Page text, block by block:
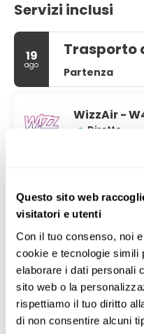
Questo sito web
visitatori e utenti
Con il tuo consenso, noi
cookie e tecnologie simili
elaborare i dati personali
sito web o la
rispettiamo il tuo diritto
di non consentire alcuni
Servizi inclusi
19
ago
Trasporto
Partenza
WizzAir -
Diretto
14:35
Lampedusa(LMP)
Basic
19
ago Alloggio